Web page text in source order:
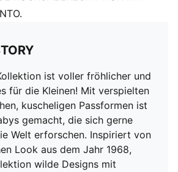
ist voller fröhlicher und
für die Kleinen! Mit verspielten
kuscheligen Passformen ist
gemacht, die sich gerne
Welt erforschen. Inspiriert von
Look aus dem Jahr 1968,
wilde Designs mit